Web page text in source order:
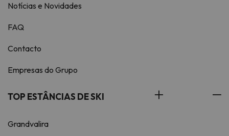
Notícias e Novidades
FAQ
Contacto
Empresas do Grupo
TOP ESTÂNCIAS DE SKI
Grandvalira